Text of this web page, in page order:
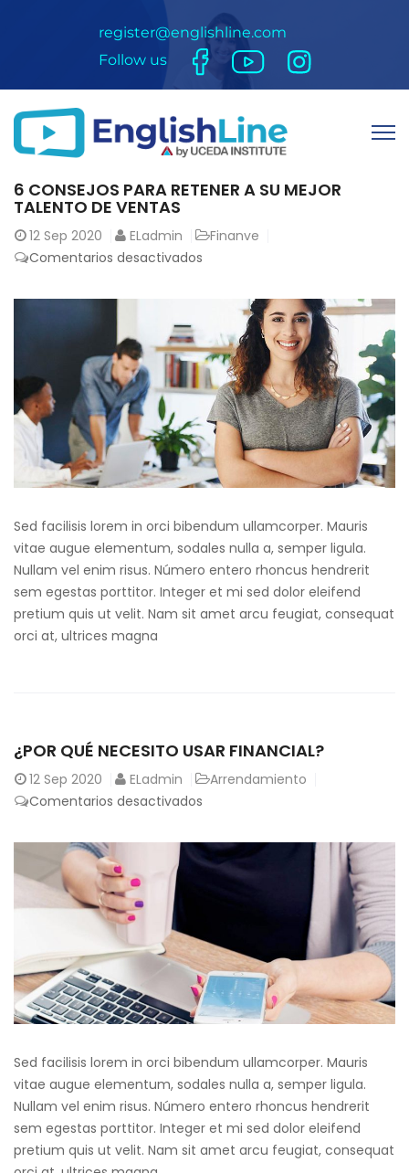
register@englishline.com
Follow us
6 CONSEJOS PARA RETENER A SU MEJOR
TALENTO DE VENTAS
12 Sep 2020 ELadmin
Finanve
Comentarios desactivados
Sed facilisis lorem in orci bibendum ullamcorper. Mauris
vitae augue elementum, sodales nulla a, semper ligula.
Nullam vel enim risus. Número entero rhoncus hendrerit
sem egestas porttitor. Integer et mi sed dolor eleifend
pretium quis ut velit. Nam sit amet arcu feugiat, consequat
orci at, ultrices magna
¿POR QUÉ NECESITO USAR FINANCIAL?
12 Sep 2020 ELadmin
Arrendamiento
Comentarios desactivados
Sed facilisis lorem in orci bibendum ullamcorper. Mauris
vitae augue elementum, sodales nulla a, semper ligula.
Nullam vel enim risus. Número entero rhoncus hendrerit
sem egestas porttitor. Integer et mi sed dolor eleifend
pretium quis ut velit. Nam sit amet arcu feugiat, consequat